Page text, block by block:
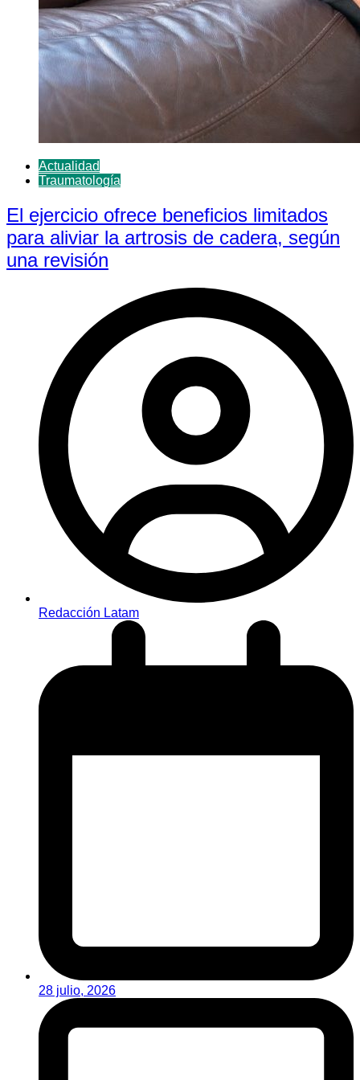
Actualidad
Traumatología
El ejercicio ofrece beneficios limitados
para aliviar la artrosis de cadera, según
una revisión
Redacción Latam
28 julio, 2026